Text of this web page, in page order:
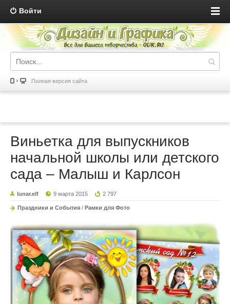
Войти
Полная версия сайта
Виньетка для выпускников
начальной школы или детского
сада – Малыш и Карлсон
lunar.elf 9 марта 2015 2 797
Праздники и События / Рамки для Фото